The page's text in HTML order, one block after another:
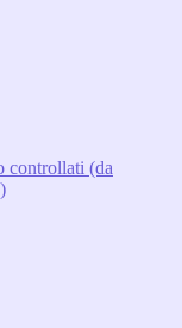
controllati (da